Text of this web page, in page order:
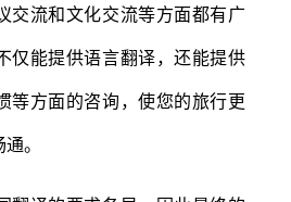
交流和文化交流等方面都有广
仅能提供语言翻译，还能提供
等方面的咨询，使您的旅行更
。